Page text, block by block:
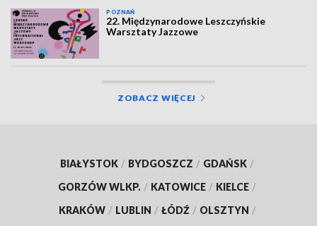
POZNAŃ
22. Międzynarodowe Leszczyńskie
Warsztaty Jazzowe
ZOBACZ WIĘCEJ
BIAŁYSTOK / BYDGOSZCZ / GDAŃSK /
GORZÓW WLKP. / KATOWICE / KIELCE /
KRAKÓW / LUBLIN / ŁÓDŹ / OLSZTYN /